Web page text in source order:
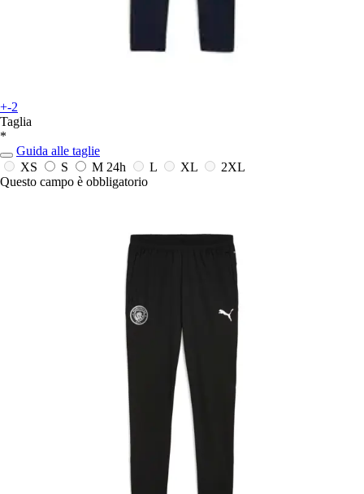
+-2
Taglia
*
Guida alle taglie
XS
S M 24h L XL
2XL
Questo campo è obbligatorio